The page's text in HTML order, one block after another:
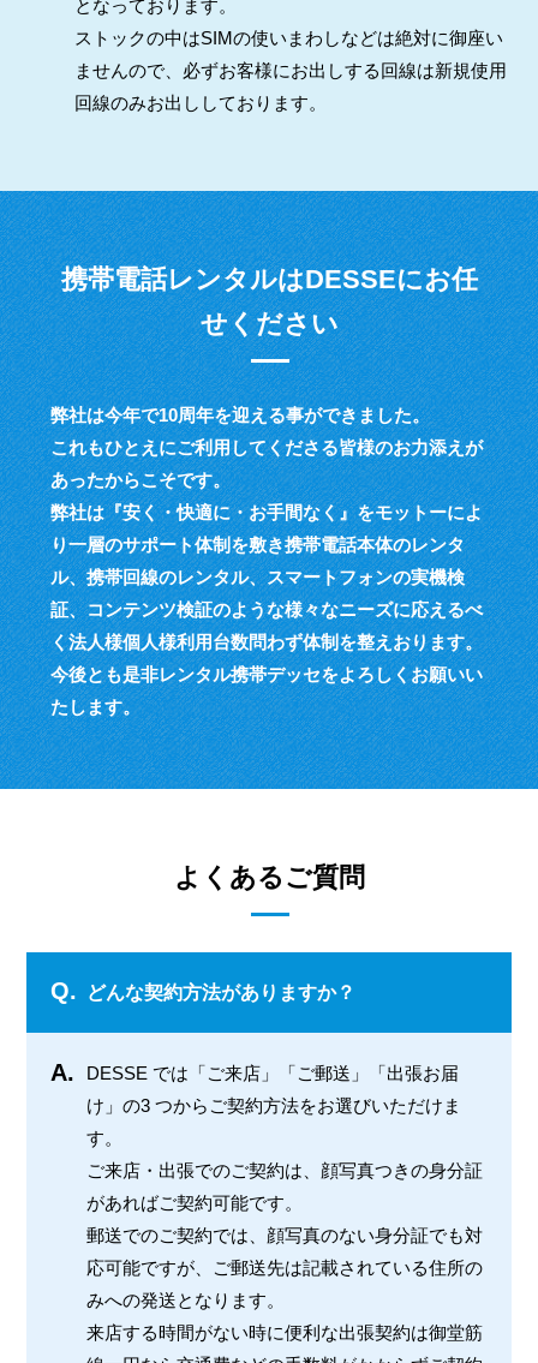
となっております。
ストックの中はSIMの使いまわしなどは絶対に御座い
ませんので、必ずお客様にお出しする回線は新規使用
回線のみお出ししております。
携帯電話レンタルはDESSEにお任
せください
弊社は今年で10周年を迎える事ができました。
これもひとえにご利用してくださる皆様のお力添えが
あったからこそです。
弊社は『安く・快適に・お手間なく』をモットーによ
り一層のサポート体制を敷き携帯電話本体のレンタ
ル、携帯回線のレンタル、スマートフォンの実機検
証、コンテンツ検証のような様々なニーズに応えるべ
く法人様個人様利用台数問わず体制を整えおります。
今後とも是非レンタル携帯デッセをよろしくお願いい
たします。
よくあるご質問
Q. どんな契約方法がありますか？
A.
DESSE では「ご来店」「ご郵送」「出張お届
け」の3 つからご契約方法をお選びいただけま
す。
ご来店・出張でのご契約は、顔写真つきの身分証
があればご契約可能です。
郵送でのご契約では、顔写真のない身分証でも対
応可能ですが、ご郵送先は記載されている住所の
みへの発送となります。
来店する時間がない時に便利な出張契約は御堂筋